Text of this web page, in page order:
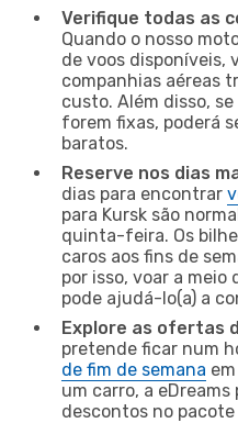
Verifique todas as
Quando o nosso
de voos disponíveis,
companhias aéreas
custo. Além disso,
forem fixas, poderá
baratos.
Reserve nos dias
dias para encontrar
para Kursk são
quinta-feira. Os
caros aos fins de
por isso, voar a meio
pode ajudá-lo(a) a
Explore as ofertas
pretende ficar num
de fim de semana
um carro, a
descontos no